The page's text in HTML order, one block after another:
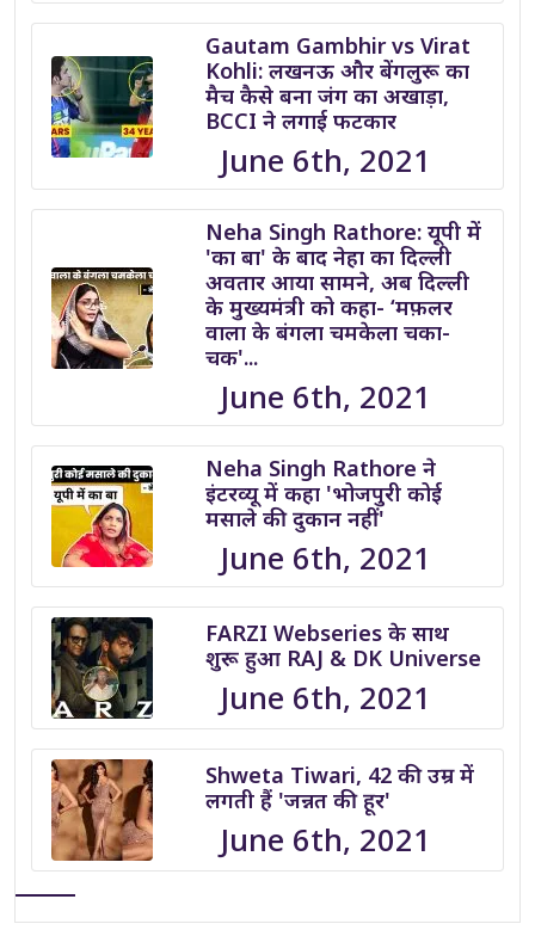
Gautam Gambhir vs Virat
Kohli: लखनऊ और बेंगलुरू का
मैच कैसे बना जंग का अखाड़ा,
BCCI ने लगाई फटकार
June 6th, 2021
Neha Singh Rathore: यूपी में
'का बा' के बाद नेहा का दिल्ली
अवतार आया सामने, अब दिल्ली
के मुख्यमंत्री को कहा- ‘मफ़लर
वाला के बंगला चमकेला चका-
चक'...
June 6th, 2021
Neha Singh Rathore ने
इंटरव्यू में कहा 'भोजपुरी कोई
मसाले की दुकान नहीं'
June 6th, 2021
FARZI Webseries के साथ
शुरू हुआ RAJ & DK Universe
June 6th, 2021
Shweta Tiwari, 42 की उम्र में
लगती हैं 'जन्नत की हूर'
June 6th, 2021